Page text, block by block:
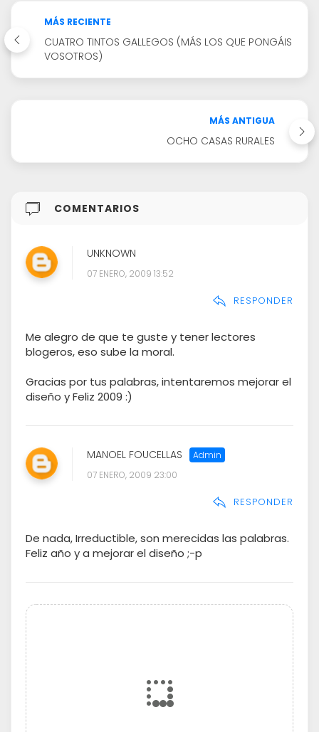
MÁS RECIENTE
CUATRO TINTOS GALLEGOS (MÁS LOS QUE PONGÁIS
VOSOTROS)
MÁS ANTIGUA
OCHO CASAS RURALES
COMENTARIOS
UNKNOWN
07 ENERO, 2009 13:52
RESPONDER
Me alegro de que te guste y tener lectores
blogeros, eso sube la moral.
Gracias por tus palabras, intentaremos mejorar el
diseño y Feliz 2009 :)
MANOEL FOUCELLAS
07 ENERO, 2009 23:00
RESPONDER
De nada, Irreductible, son merecidas las palabras.
Feliz año y a mejorar el diseño ;-p